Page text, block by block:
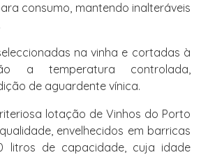
consumo, mantendo inalteráveis
na vinha e cortadas à
a temperatura controlada,
de aguardente vínica.
lotação de Vinhos do Porto
envelhecidos em barricas
litros de capacidade, cuja idade